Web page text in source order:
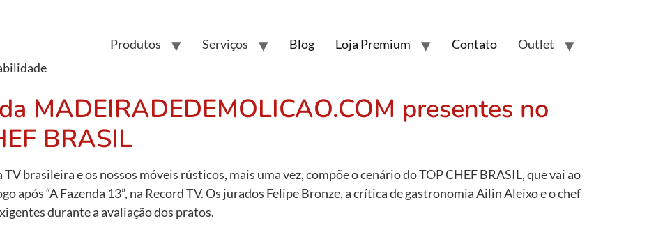
Produtos Serviços Blog Loja Premium Contato Outlet
MADEIRADEDEMOLICAO.COM presentes no
BRASIL
TV brasileira e os nossos móveis rústicos, mais uma vez, compõe o cenário do TOP CHEF BRASIL, que vai ao
após “A Fazenda 13”, na Record TV. Os jurados Felipe Bronze, a crítica de gastronomia Ailin Aleixo e o chef
durante a avaliação dos pratos.